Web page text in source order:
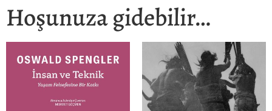
Hoşunuza gidebilir…